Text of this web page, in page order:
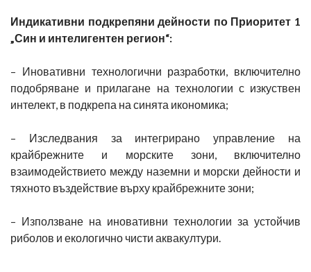
Индикативни подкрепяни дейности по Приоритет 1
„Син и интелигентен регион“:
– Иновативни технологични разработки, включително
подобряване и прилагане на технологии с изкуствен
интелект, в подкрепа на синята икономика;
– Изследвания за интегрирано управление на
крайбрежните и морските зони, включително
взаимодействието между наземни и морски дейности и
тяхното въздействие върху крайбрежните зони;
– Използване на иновативни технологии за устойчив
риболов и екологично чисти аквакултури.